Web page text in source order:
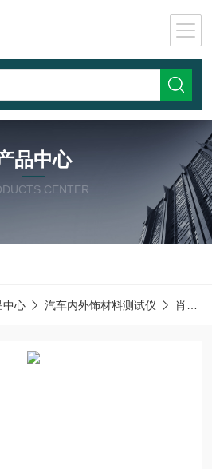
品中心
CENTER
中心 汽车内外饰材料测试仪 肖伯尔耐磨仪